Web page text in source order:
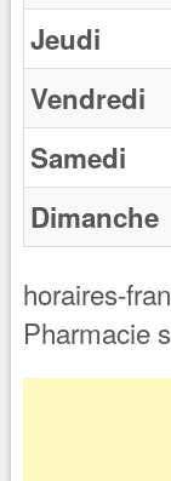
Jeudi
Vendredi
Samedi
Dimanche
horaires-
Pharmacie